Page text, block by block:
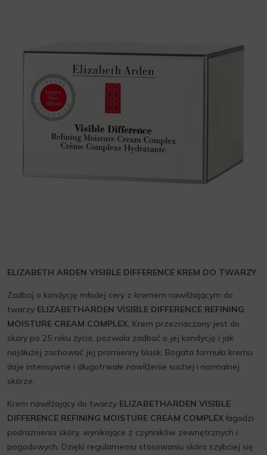
ELIZABETH ARDEN VISIBLE DIFFERENCE KREM DO TWARZY
Zadbaj o kondycję młodej cery z kremem nawilżającym do
twarzy ELIZABETHARDEN VISIBLE DIFFERENCE REFINING
MOISTURE CREAM COMPLEX. Krem przeznaczony jest do
skóry po 25 roku życia, pozwala zadbać o jej kondycję i jak
najdłużej zachować jej promienny blask. Bogata formuła kremu
daje intensywne i długotrwałe nawilżenie suchej i normalnej
skórze.
Krem nawilżający do twarzy ELIZABETHARDEN VISIBLE
DIFFERENCE REFINING MOISTURE CREAM COMPLEX łagodzi
podrażnienia skóry, wynikające z czynników zewnętrznych i
pogodowych. Dzięki regularnemu stosowaniu skóra szybciej się